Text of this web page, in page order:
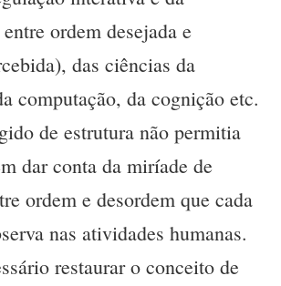
ordem desejada e
das ciências da
computação, da cognição etc.
de estrutura não permitia
dar conta da miríade de
ordem e desordem que cada
nas atividades humanas.
restaurar o conceito de